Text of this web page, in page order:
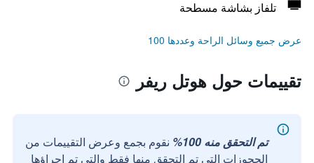
تلفاز بشاشة مسطحة
عرض جميع وسائل الراحة وعددها 100
تقييمات حول هوتل ريفر
تم التحقق منه 100%
نقوم بجمع وعرض التقييمات من
الحجوزات التي تم التحقق منها فقط والتي تم إجراؤها